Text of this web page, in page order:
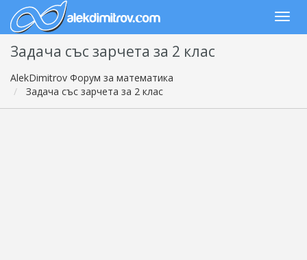
Задача със зарчета за 2 клас
AlekDimitrov Форум за математика
Задача със зарчета за 2 клас